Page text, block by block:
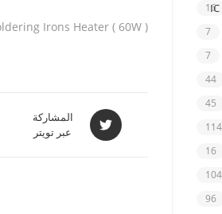
Irons Heater ( 60W )
المشاركة
عبر تويتر
16
7
7
44
45
114
16
104
96